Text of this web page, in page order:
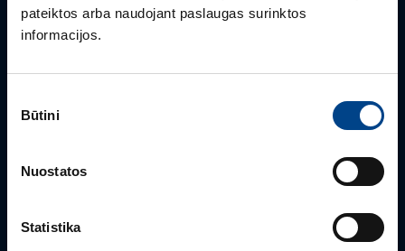
pateiktos arba naudojant paslaugas surinktos
informacijos.
pasirinkimas
Būtini
Nuostatos
Statistika
Vardas*
Pavardė